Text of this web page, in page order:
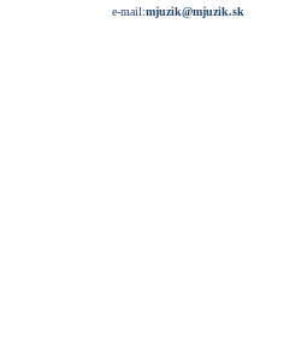
e-mail:mjuzik@mjuzik.sk